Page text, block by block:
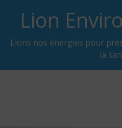
contentLion
Lions nos énergies pour
la